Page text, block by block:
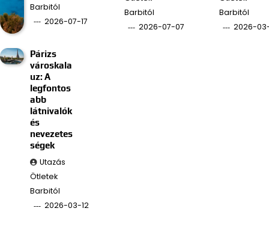
Barbitól
2026-07-17
Barbitól
2026-07-07
Barbitól
2026-
Párizs
városkala
uz: A
legfontos
abb
látnivalók
és
nevezetes
ségek
Utazás
Ötletek
Barbitól
2026-03-12